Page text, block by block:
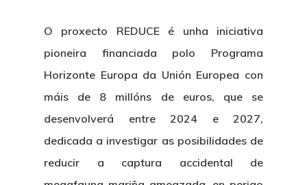
O proxecto REDUCE é unha iniciativa
pioneira financiada polo Programa
Horizonte Europa da Unión Europea con
máis de 8 millóns de euros, que se
desenvolverá entre 2024 e 2027,
dedicada a investigar as posibilidades de
reducir a captura accidental de
Logo CETMAR
Licitacións
Goberno
Plan De Igualdade